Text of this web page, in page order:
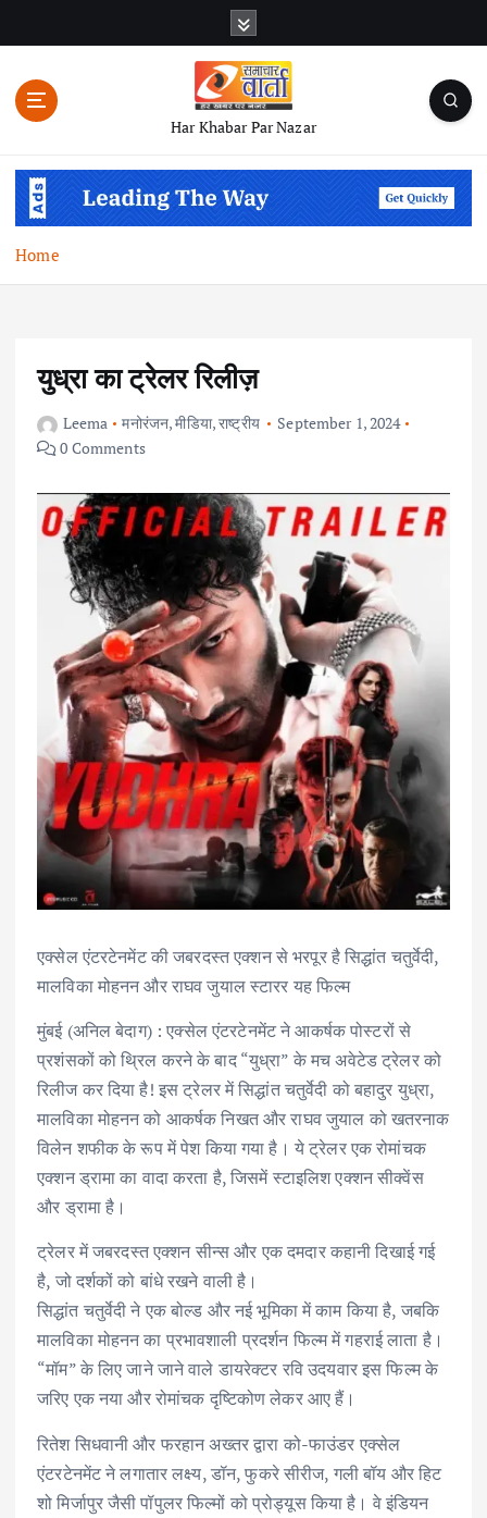
n
Har Khabar Par Nazar
Home
युध्रा का ट्रेलर रिलीज़
Leema मनोरंजन,मीडिया,राष्ट्रीय
September 1, 2024
0 Comments
एक्सेल एंटरटेनमेंट की जबरदस्त एक्शन से भरपूर है सिद्धांत चतुर्वेदी,
मालविका मोहनन और राघव जुयाल स्टारर यह फिल्म
मुंबई (अनिल बेदाग) : एक्सेल एंटरटेनमेंट ने आकर्षक पोस्टरों से
प्रशंसकों को थ्रिल करने के बाद “युध्रा” के मच अवेटेड ट्रेलर को
रिलीज कर दिया है! इस ट्रेलर में सिद्धांत चतुर्वेदी को बहादुर युध्रा,
मालविका मोहनन को आकर्षक निखत और राघव जुयाल को खतरनाक
विलेन शफीक के रूप में पेश किया गया है। ये ट्रेलर एक रोमांचक
एक्शन ड्रामा का वादा करता है, जिसमें स्टाइलिश एक्शन सीक्वेंस
और ड्रामा है।
ट्रेलर में जबरदस्त एक्शन सीन्स और एक दमदार कहानी दिखाई गई
है, जो दर्शकों को बांधे रखने वाली है।
सिद्धांत चतुर्वेदी ने एक बोल्ड और नई भूमिका में काम किया है, जबकि
मालविका मोहनन का प्रभावशाली प्रदर्शन फिल्म में गहराई लाता है।
“मॉम” के लिए जाने जाने वाले डायरेक्टर रवि उदयवार इस फिल्म के
जरिए एक नया और रोमांचक दृष्टिकोण लेकर आए हैं।
रितेश सिधवानी और फरहान अख्तर द्वारा को-फाउंडर एक्सेल
एंटरटेनमेंट ने लगातार लक्ष्य, डॉन, फुकरे सीरीज, गली बॉय और हिट
शो मिर्जापुर जैसी पॉपुलर फिल्मों को प्रोड्यूस किया है। वे इंडियन